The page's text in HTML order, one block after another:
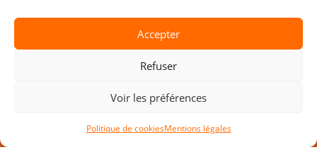
Accepter
Refuser
Voir les préférences
Politique de cookiesMentions légales
D.SIDE SOFTWARE